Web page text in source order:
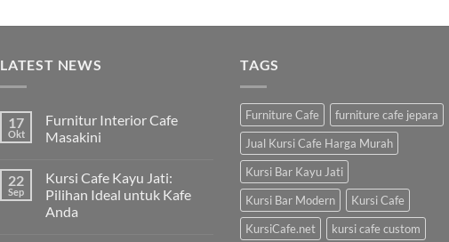
LATEST NEWS
17
Okt
Furnitur Interior Cafe
Masakini
22
Sep
Kursi Cafe Kayu Jati:
Pilihan Ideal untuk Kafe
Anda
TAGS
Furniture Cafe
furniture cafe jepara
Jual Kursi Cafe Harga Murah
Kursi Bar Kayu Jati
Kursi Bar Modern
Kursi Cafe
KursiCafe.net
kursi cafe custom